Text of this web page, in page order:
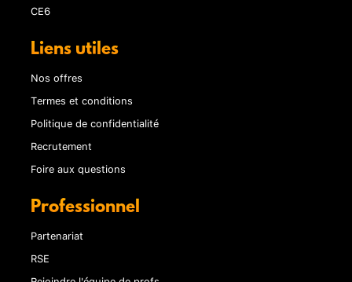
CE6
Liens utiles
Nos offres
Termes et conditions
Politique de confidentialité
Recrutement
Foire aux questions
Professionnel
Partenariat
RSE